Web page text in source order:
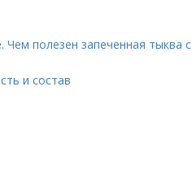
полезен запеченная тыква с
и состав